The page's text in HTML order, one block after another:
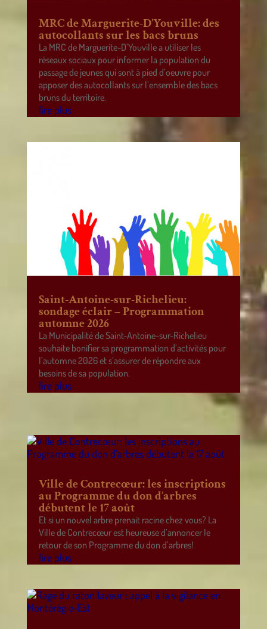
MRC de Marguerite-D’Youville: des
autocollants sur les bacs bruns
La MRC de Marguerite-D’Youville a utiliser les
réseaux sociaux pour informer la population du
passage de jeunes qui sont à pied d’oeuvre pour
apposer des autocollants sur l’ensemble des bacs
bruns du territoire.
lire plus
Saint-Antoine-sur-Richelieu:
sondage éclair – Programmation
automne 2026
La Municipalité de Saint-Antoine-sur-Richelieu
souhaite bonifier sa programmation d’activités pour
l’automne 2026 et s’assurer de répondre aux
besoins de sa population.
lire plus
Ville de Contrecœur: les inscriptions
au Programme du don d’arbres
débutent le 17 août
Et si un nouvel arbre prenait racine chez vous? La
Ville de Contrecœur est heureuse d’annoncer le
retour de son Programme du don d’arbres!
lire plus